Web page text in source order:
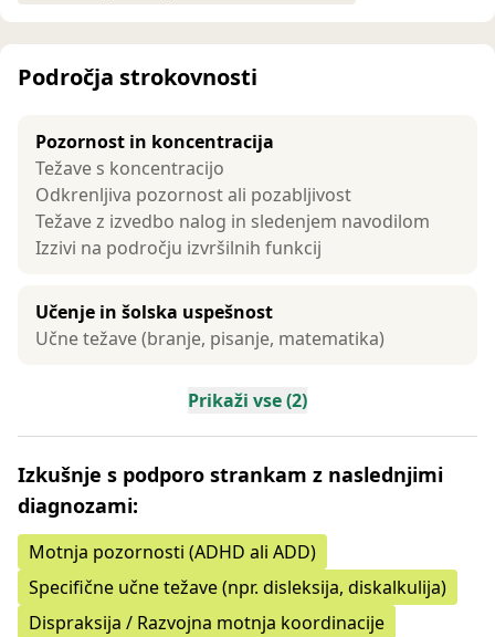
Področja strokovnosti
Pozornost in koncentracija
Težave s koncentracijo
Odkrenljiva pozornost ali pozabljivost
Težave z izvedbo nalog in sledenjem navodilom
Izzivi na področju izvršilnih funkcij
Učenje in šolska uspešnost
Učne težave (branje, pisanje, matematika)
Prikaži vse (2)
Izkušnje s podporo strankam z naslednjimi
diagnozami:
Motnja pozornosti (ADHD ali ADD)
Specifične učne težave (npr. disleksija, diskalkulija)
Dispraksija / Razvojna motnja koordinacije